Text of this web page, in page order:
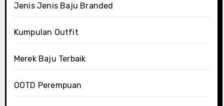
Jenis Jenis Baju Branded
Kumpulan Outfit
Merek Baju Terbaik
OOTD Perempuan